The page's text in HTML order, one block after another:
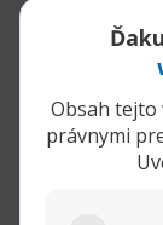
Obsah tejto
právnymi
Kobold.
match
14.10.2024,